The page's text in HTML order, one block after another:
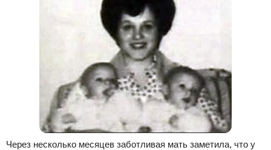
Через несколько месяцев заботливая мать заметила, что у